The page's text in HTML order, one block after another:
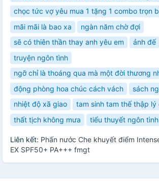
chọc tức vợ yêu mua 1 tặng 1 combo trọn
mãi mãi là bao xa
ngàn năm chờ đợi
sẽ có thiên thần thay anh yêu em
ảnh đế
truyện ngôn tình
ngỡ chỉ là thoáng qua mà một đời thương
động phòng hoa chúc cách vách
sách
nhiệt độ xã giao
tam sinh tam thế thập lý
thất tịch không mưa
tiểu thuyết ngôn tình
Liên kết: Phấn nước Che khuyết điểm
EX SPF50+ PA+++ fmgt